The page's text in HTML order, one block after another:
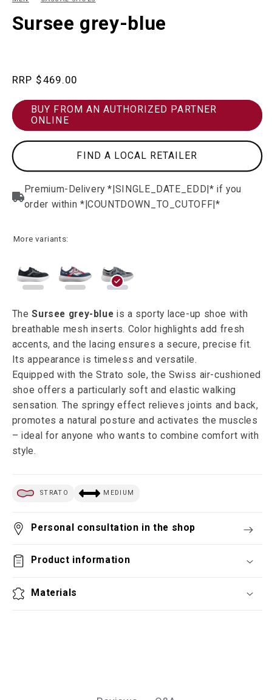
Sursee grey-blue
Regular$469.00
BUY FROM AN AUTHORIZED PARTNER
ONLINE
FIND A LOCAL RETAILER
More variants:
TheSursee grey-blue is a sporty lace-up shoe with
breathable mesh inserts. Color highlights add fresh
accents, and the lacing ensures a secure, precise fit.
Its appearance is timeless and versatile.
Equipped with the Strato sole, the Swiss air-cushioned
shoe offers a particularly soft and elastic walking
sensation. The springy effect relieves joints and back,
promotes a natural posture and activates the muscles
– ideal for anyone who wants to combine comfort with
style.
STRATO MEDIUM
Personal consultation in the shop
Product information
Materials